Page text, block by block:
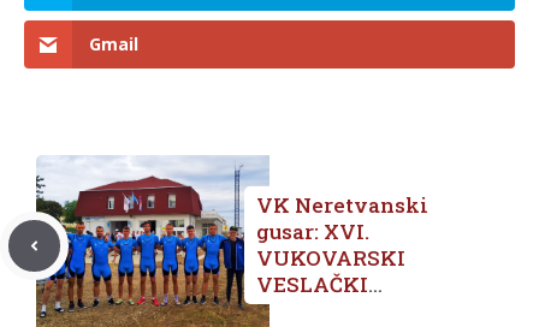
Gmail
VK Neretvanski
gusar: XVI.
VUKOVARSKI
VESLAČKI
MARATON